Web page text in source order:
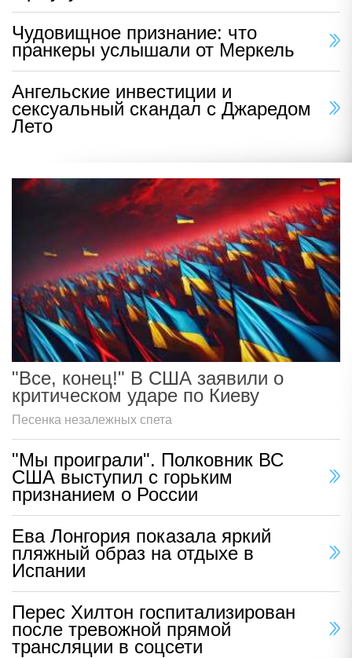
Чудовищное признание: что
пранкеры услышали от Меркель
Ангельские инвестиции и
сексуальный скандал с Джаредом
Лето
"Все, конец!" В США заявили о
критическом ударе по Киеву
Песенка незалежных спета
"Мы проиграли". Полковник ВС
США выступил с горьким
признанием о России
Ева Лонгория показала яркий
пляжный образ на отдыхе в
Испании
Перес Хилтон госпитализирован
после тревожной прямой
трансляции в соцсети